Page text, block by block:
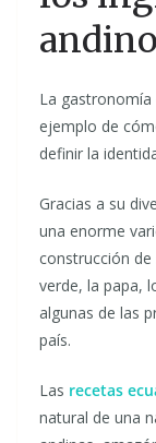
La
ejemplo de
definir la
Gracias a su
una enorme
construcción de
verde, la papa,
algunas de las
país.
Las recetas
natural de una